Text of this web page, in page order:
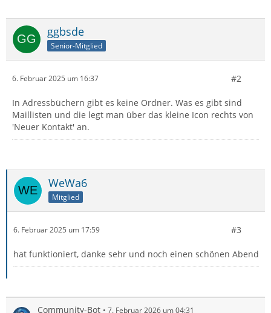
ggbsde
Senior-Mitglied
6. Februar 2025 um 16:37 #2
In Adressbüchern gibt es keine Ordner. Was es gibt sind
Maillisten und die legt man über das kleine Icon rechts von
'Neuer Kontakt' an.
WeWa6
Mitglied
6. Februar 2025 um 17:59 #3
hat funktioniert, danke sehr und noch einen schönen Abend
Community-Bot 7. Februar 2026 um 04:31